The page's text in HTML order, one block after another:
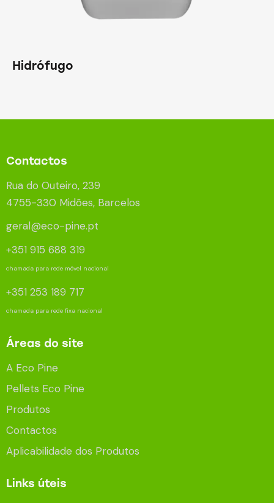
Hidrófugo
Contactos
Rua do Outeiro, 239
4755-330 Midões, Barcelos
geral@eco-pine.pt
+351 915 688 319
chamada para rede móvel nacional
+351 253 189 717
chamada para rede fixa nacional
Áreas do site
A Eco Pine
Pellets Eco Pine
Produtos
Contactos
Aplicabilidade dos Produtos
Links úteis